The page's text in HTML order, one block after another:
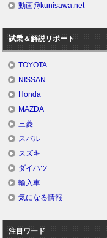
動画@kunisawa.net
試乗＆解説リポート
TOYOTA
NISSAN
Honda
MAZDA
三菱
スバル
スズキ
ダイハツ
輸入車
気になる情報
注目ワード